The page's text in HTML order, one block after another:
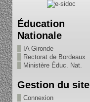
Éducation
Nationale
IA Gironde
Rectorat de Bordeaux
Ministère Éduc. Nat.
Gestion du site
Connexion